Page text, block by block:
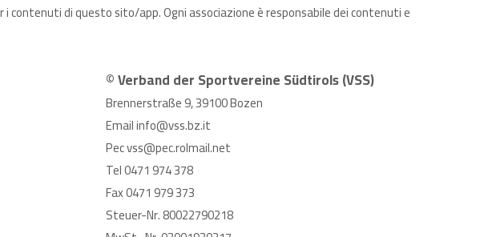
contenuti di questo sito/app. Ogni associazione è responsabile dei contenuti e
© Verband der Sportvereine Südtirols (VSS)
Brennerstraße 9, 39100 Bozen
Emailinfo@vss.bz.it
Pecvss@pec.rolmail.net
Tel0471 974 378
Fax 0471 979 373
Steuer-Nr. 80022790218